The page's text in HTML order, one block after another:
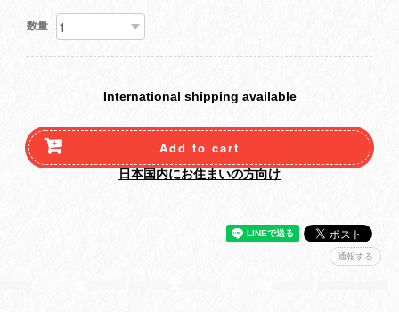
数量
International shipping available
Add to cart
日本国内にお住まいの方向け
通報する